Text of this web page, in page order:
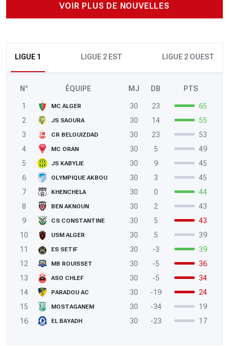
VOIR PLUS DE NOUVELLES
LIGUE 1 LIGUE 2 EST LIGUE 2 OUEST
N° ÉQUIPE MJ DB PTS
1 MC ALGER 30 23
65
2
JS SAOURA 30 14
55
3
CR BELOUIZDAD 30 23
53
4
MC ORAN 30 5
49
5
JS KABYLIE 30 9
45
6
OLYMPIQUE AKBOU 30 3
45
7
KHENCHELA 30 0
44
8
BEN AKNOUN 30 2
43
9
CS CONSTANTINE 30 5
43
10
USM ALGER 30 5
39
11
ES SETIF 30 -3
39
12
MB ROUISSET 30 -5
36
13
ASO CHLEF 30 -5
34
14
PARADOU AC 30 -19
24
15
MOSTAGANEM 30 -34
19
16
EL BAYADH 30 -23 17